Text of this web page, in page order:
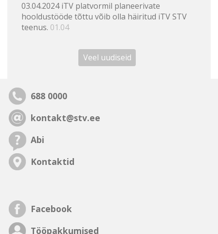
03.04.2024 iTV platvormil planeerivate
hooldustööde tõttu võib olla häiritud iTV STV
teenus. 01.04
Veel uudiseid
688 0000
kontakt@stv.ee
Abi
Kontaktid
Facebook
Tööpakkumised